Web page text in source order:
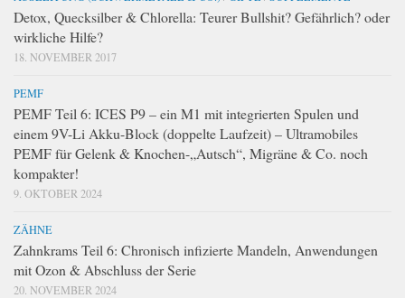
Detox, Quecksilber & Chlorella: Teurer Bullshit? Gefährlich? oder
wirkliche Hilfe?
18. NOVEMBER 2017
PEMF
PEMF Teil 6: ICES P9 – ein M1 mit integrierten Spulen und
einem 9V-Li Akku-Block (doppelte Laufzeit) – Ultramobiles
PEMF für Gelenk & Knochen-„Autsch“, Migräne & Co. noch
kompakter!
9. OKTOBER 2024
ZÄHNE
Zahnkrams Teil 6: Chronisch infizierte Mandeln, Anwendungen
mit Ozon & Abschluss der Serie
20. NOVEMBER 2024